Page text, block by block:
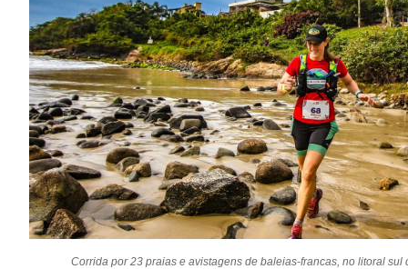
Corrida por 23 praias e avistagens de baleias-francas, no litoral sul